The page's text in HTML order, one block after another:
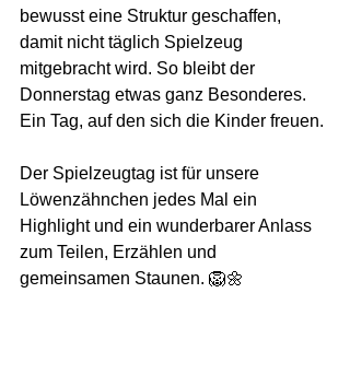
bewusst eine Struktur geschaffen,
damit nicht täglich Spielzeug
mitgebracht wird. So bleibt der
Donnerstag etwas ganz Besonderes.
Ein Tag, auf den sich die Kinder freuen.
Der Spielzeugtag ist für unsere
Löwenzähnchen jedes Mal ein
Highlight und ein wunderbarer Anlass
zum Teilen, Erzählen und
gemeinsamen Staunen. 🦁🌼